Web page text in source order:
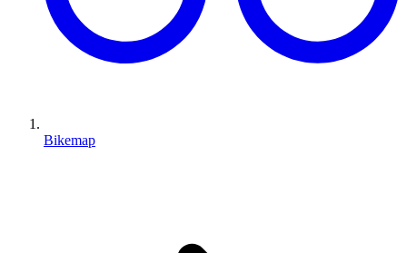
Bikemap